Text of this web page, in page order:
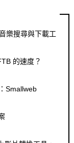
樂搜尋與下載工
的速度？
Smallweb